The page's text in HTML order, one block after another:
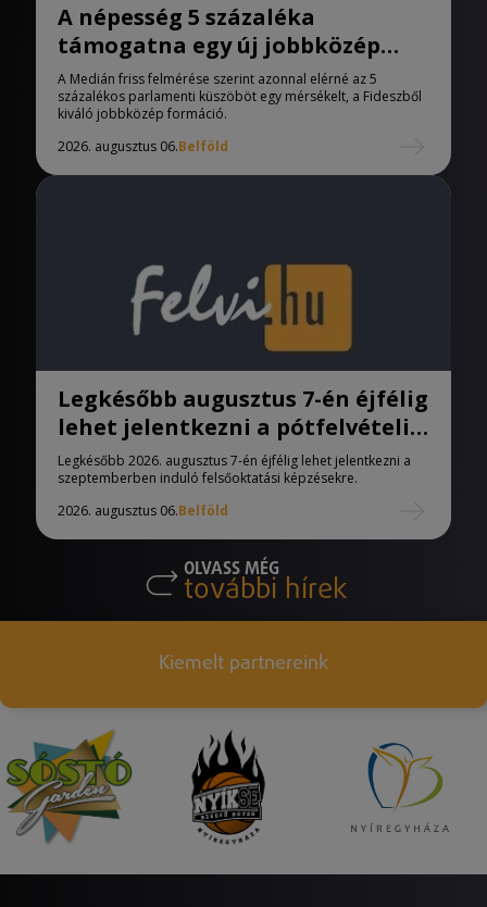
A népesség 5 százaléka
támogatna egy új jobbközép
pártot
A Medián friss felmérése szerint azonnal elérné az 5
százalékos parlamenti küszöböt egy mérsékelt, a Fideszből
kiváló jobbközép formáció.
2026. augusztus 06.Belföld
Legkésőbb augusztus 7-én éjfélig
lehet jelentkezni a pótfelvételi
eljárásban
Legkésőbb 2026. augusztus 7-én éjfélig lehet jelentkezni a
szeptemberben induló felsőoktatási képzésekre.
2026. augusztus 06.Belföld
OLVASS MÉG
további hírek
Kiemelt partnereink